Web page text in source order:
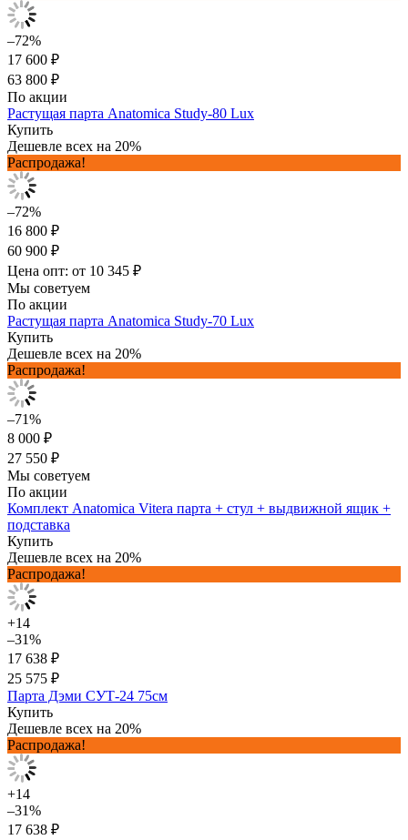
–72%
17 600 ₽
63 800 ₽
По акции
Растущая парта Anatomica Study-80 Lux
Купить
Дешевле всех на 20%
Распродажа!
–72%
16 800 ₽
60 900 ₽
Цена опт: от 10 345 ₽
Мы советуем
По акции
Растущая парта Anatomica Study-70 Lux
Купить
Дешевле всех на 20%
Распродажа!
–71%
8 000 ₽
27 550 ₽
Мы советуем
По акции
Комплект Anatomica Vitera парта + стул + выдвижной ящик +
подставка
Купить
Дешевле всех на 20%
Распродажа!
+14
–31%
17 638 ₽
25 575 ₽
Парта Дэми СУТ-24 75см
Купить
Дешевле всех на 20%
Распродажа!
+14
–31%
17 638 ₽